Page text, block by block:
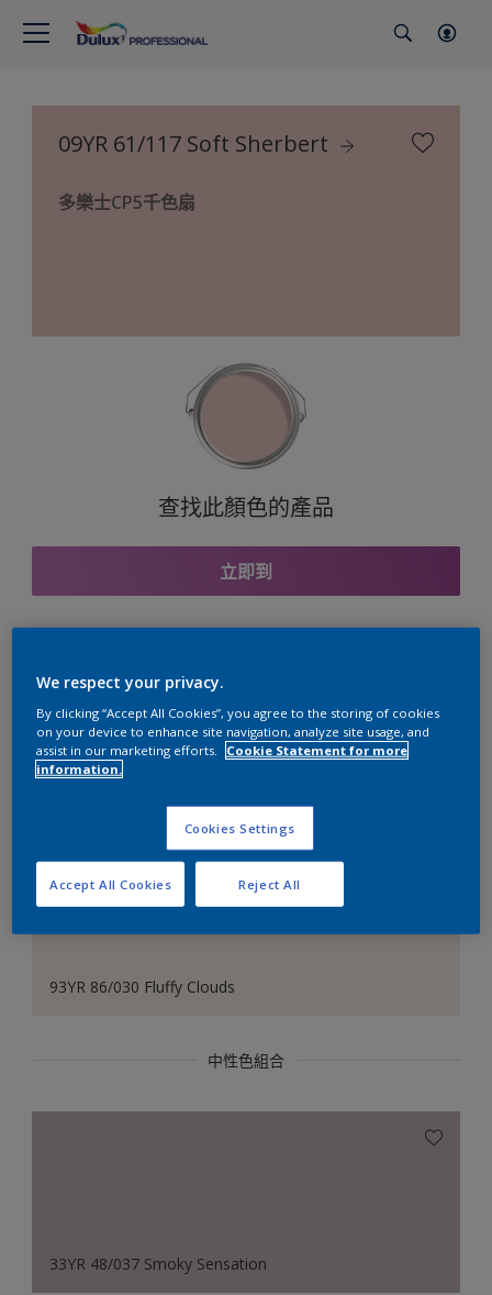
09YR 61/117 Soft Sherbert
多樂士CP5千色扇
查找此顏色的產品
立即到
與之協調的色彩組合
93YR 86/030 Fluffy Clouds
中性色組合
33YR 48/037 Smoky Sensation
We respect your privacy.
By clicking “Accept All Cookies”, you agree to the storing of cookies
on your device to enhance site navigation, analyze site usage, and
assist in our marketing efforts.
Cookie Statement for more
information.
Cookies Settings
Reject All
Accept All Cookies